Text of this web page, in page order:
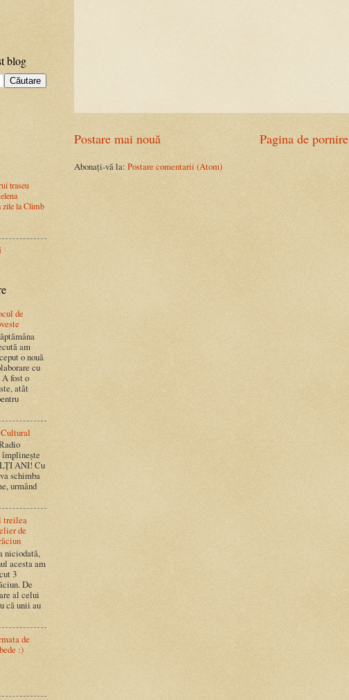
Postare mai nouă Pagina de pornire
Abonați-vă la: Postare comentarii (Atom)
blog
traseu
zile la Climb
de
am
o nouă
cu
fost o
atât
ANI! Cu
schimba
urmând
treilea
de
niciodată,
acesta am
3
De
al celui
că unii au
de
:)